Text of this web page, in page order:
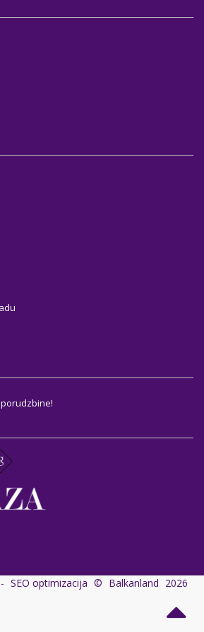
- SEO optimizacija © Balkanland 2026